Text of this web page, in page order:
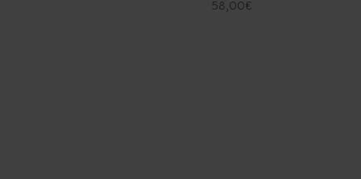
58,00€